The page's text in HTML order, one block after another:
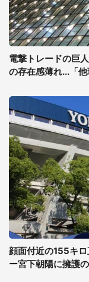
電撃トレードの巨
の存在感薄れ...「
顔面付近の155キ
ー宮下朝陽に擁護